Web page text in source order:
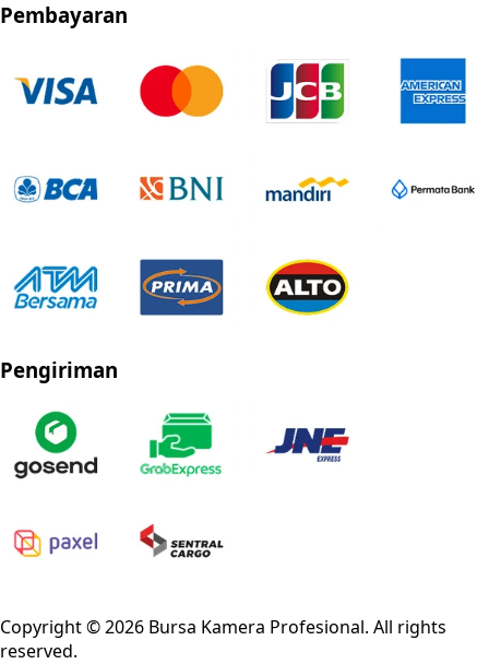
Pembayaran
Pengiriman
Copyright ©2026 Bursa Kamera Profesional. All rights
reserved.